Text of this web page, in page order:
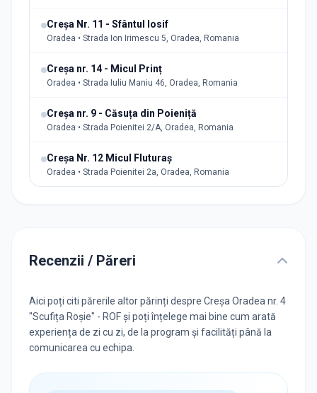
Creșa Nr. 11 - Sfântul Iosif
Oradea • Strada Ion Irimescu 5, Oradea, Romania
Creșa nr. 14 - Micul Prinț
Oradea • Strada Iuliu Maniu 46, Oradea, Romania
Creșa nr. 9 - Căsuța din Poieniță
Oradea • Strada Poienitei 2/A, Oradea, Romania
Creșa Nr. 12 Micul Fluturaș
Oradea • Strada Poienitei 2a, Oradea, Romania
Recenzii / Păreri
Aici poți citi părerile altor părinți despre Creşa Oradea nr. 4
"Scufița Roșie" - ROF și poți înțelege mai bine cum arată
experiența de zi cu zi, de la program și facilități până la
comunicarea cu echipa.